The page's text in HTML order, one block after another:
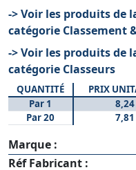
-> Voir les produits de
catégorie Classement
-> Voir les produits de
catégorie Classeurs
QUANTITÉ PRIX
Par 1
Par 20
Marque :
Réf Fabricant :